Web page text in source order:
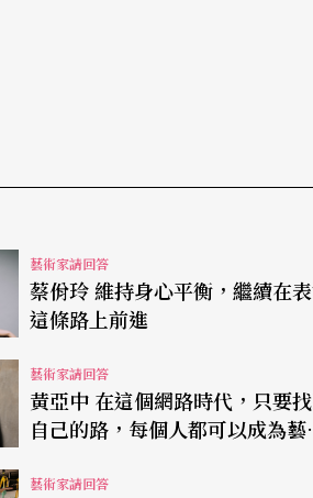
以把關公的一生進行回顧，悟也
挑戰其他劇種、或是別種類型的演
藝術的要求比較嚴謹，會希望每
時就認識了，只是各自在不同的
老師邀請我參加唐團的演出，只
作當作唐美雲歌仔戲團
藝術家請回答
蔡佾玲 維持身心平衡，繼續在表演
這條路上前進
藝術家請回答
黃亞中 在這個網路時代，只要找到
自己的路，每個人都可以成為藝
藝術家請回答